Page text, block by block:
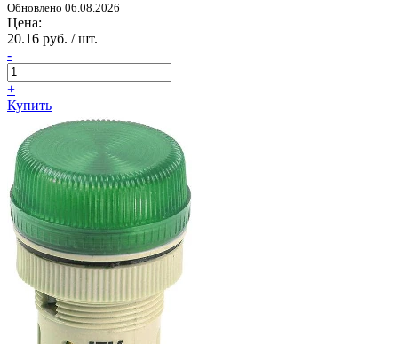
Обновлено 06.08.2026
Цена:
20.16 руб. / шт.
-
+
Купить